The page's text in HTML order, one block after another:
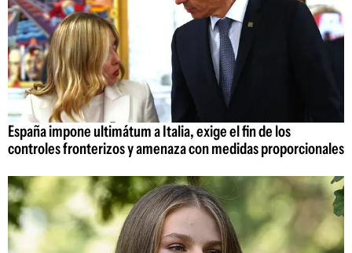
España impone ultimátum a Italia, exige el fin de los
controles fronterizos y amenaza con medidas proporcionales